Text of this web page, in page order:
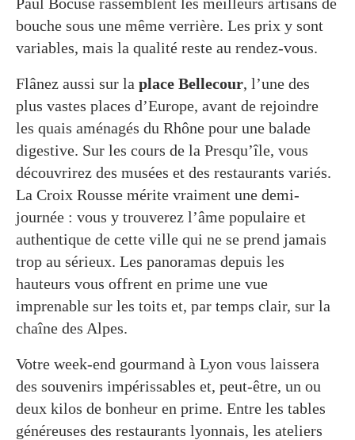
bouche sous une même verrière. Les prix y sont
variables, mais la qualité reste au rendez-vous.
Flânez aussi sur la place Bellecour, l’une des
plus vastes places d’Europe, avant de rejoindre
les quais aménagés du Rhône pour une balade
digestive. Sur les cours de la Presqu’île, vous
découvrirez des musées et des restaurants variés.
La Croix Rousse mérite vraiment une demi-
journée : vous y trouverez l’âme populaire et
authentique de cette ville qui ne se prend jamais
trop au sérieux. Les panoramas depuis les
hauteurs vous offrent en prime une vue
imprenable sur les toits et, par temps clair, sur la
chaîne des Alpes.
Votre week-end gourmand à Lyon vous laissera
des souvenirs impérissables et, peut-être, un ou
deux kilos de bonheur en prime. Entre les tables
généreuses des restaurants lyonnais, les ateliers